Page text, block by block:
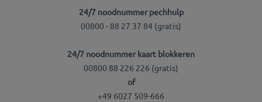
24/7 noodnummer pechhulp
00800 - 88 27 37 84 (gratis)
24/7 noodnummer kaart blokkeren
00800 88 226 226 (gratis)
of
+49 6027 509-666